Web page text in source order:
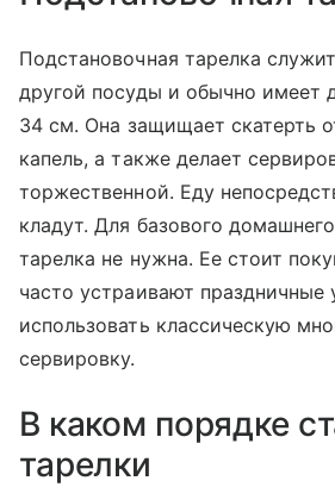
Подстановочная тарелка
другой посуды и обычно имеет
34 см. Она защищает скатерть
капель, а также делает
торжественной. Еду
кладут. Для базового
тарелка не нужна. Ее стоит
часто устраивают праздничные
использовать классическую
сервировку.
В каком порядке
тарелки